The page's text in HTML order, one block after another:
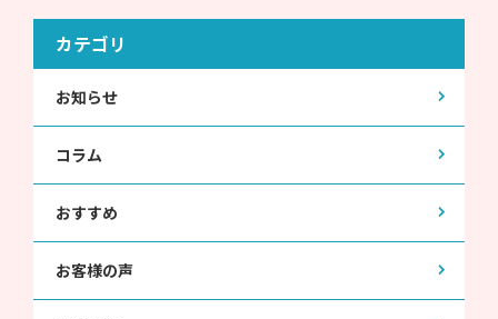
カテゴリ
お知らせ
コラム
おすすめ
お客様の声